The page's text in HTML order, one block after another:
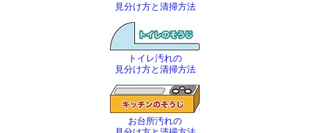
サンダル・スリッパ
バケツ・ポリペール
見分け方と清掃方法
トイレ汚れの
見分け方と清掃方法
お台所汚れの